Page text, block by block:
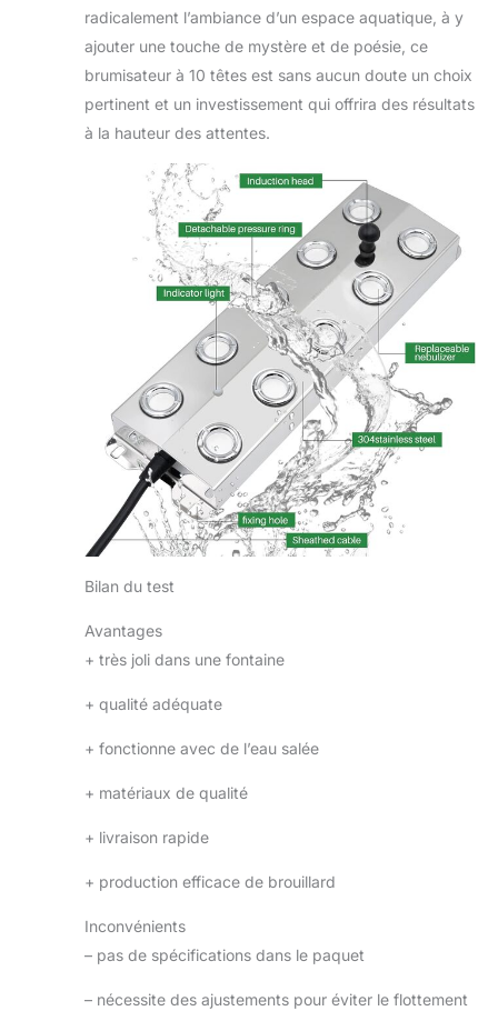
radicalement l’ambiance d’un espace aquatique, à y
ajouter une touche de mystère et de poésie, ce
brumisateur à 10 têtes est sans aucun doute un choix
pertinent et un investissement qui offrira des résultats
à la hauteur des attentes.
Bilan du test
Avantages
+ très joli dans une fontaine
+ qualité adéquate
+ fonctionne avec de l’eau salée
+ matériaux de qualité
+ livraison rapide
+ production efficace de brouillard
Inconvénients
– pas de spécifications dans le paquet
– nécessite des ajustements pour éviter le flottement